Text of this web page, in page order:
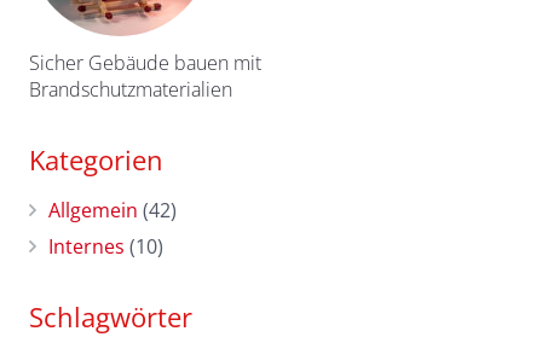
Sicher Gebäude bauen mit
Brandschutzmaterialien
Kategorien
Allgemein (42)
Internes (10)
Schlagwörter